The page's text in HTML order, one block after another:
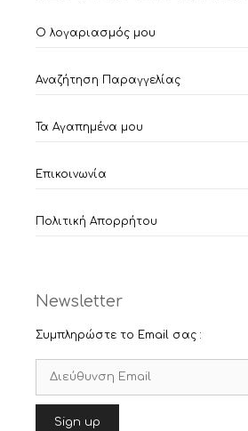
Ο λογαριασμός μου
Αναζήτηση Παραγγελίας
Τα Αγαπημένα μου
Επικοινωνία
Πολιτική Απορρήτου
Newsletter
Συμπληρώστε το Email σας :